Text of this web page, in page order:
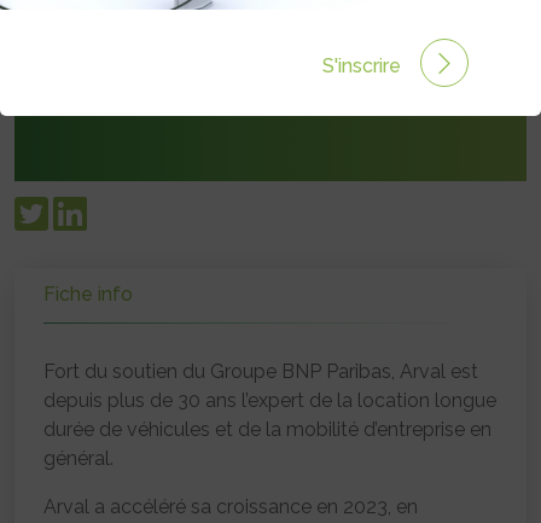
Fiche info
Fort du soutien du Groupe BNP Paribas, Arval est
depuis plus de 30 ans l’expert de la location longue
durée de véhicules et de la mobilité d’entreprise en
général.
Arval a accéléré sa croissance en 2023, en
S'inscrire